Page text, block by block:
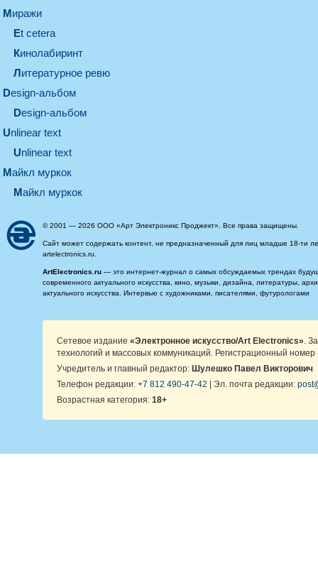
миражи
et cetera
кинолабиринт
литературное ревю
design-альбом
design-альбом
unlinear text
Unlinear text
майкл муркок
майкл муркок
© 2001 — 2026 ООО «Арт Электроникс Проджект». Все права защищены.
Сайт может содержать контент, не предназначенный для лиц младше 18-ти
artelectronics.ru.
ArtElectronics.ru — это интернет-журнал о самых обсуждаемых трендах
современного актуального искусства, кино, музыки, дизайна, литературы,
актуального искусства. Интервью с художниками, писателями, футурологами
Сетевое издание «Электронное искусство/Art Electronics» .
технологий и массовых коммуникаций. Регистрационный
Учредитель и главный редактор: Шулешко Павел Викторович
Телефон редакции: +7 812 490-47-42 | Эл. почта редакции:
Возрастная категория: 18+